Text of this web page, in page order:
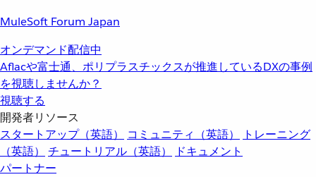
MuleSoft Forum Japan
オンデマンド配信中
Aflacや富士通、ポリプラスチックスが推進しているDXの事例
を視聴しませんか？
視聴する
開発者リソース
スタートアップ（英語）
コミュニティ（英語）
トレーニング
（英語）
チュートリアル（英語）
ドキュメント
パートナー